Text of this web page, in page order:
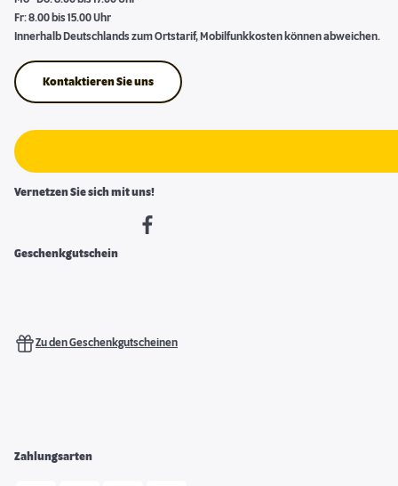
Fr: 8.00 bis 15.00 Uhr
Innerhalb Deutschlands zum Ortstarif, Mobilfunkkosten können abweichen.
Kontaktieren Sie uns
Vernetzen Sie sich mit uns!
Geschenkgutschein
Zu den Geschenkgutscheinen
Zahlungsarten